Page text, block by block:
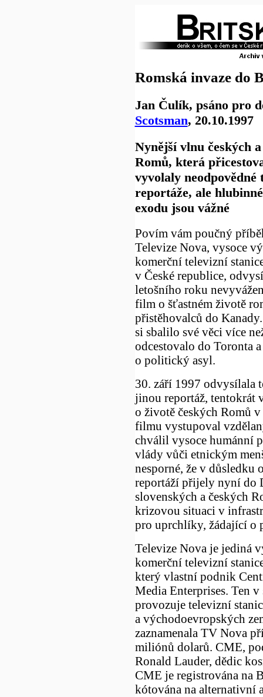
Romská invaze do
Jan Čulík, psáno pro
Scotsman, 20.10.1997
Nynější vlnu českých
Romů, která
vyvolaly neodpovědné
reportáže, ale
exodu jsou vážné
Povím vám poučný
Televize Nova, vysoce
komerční televizní
v České republice,
letošního roku
film o šťastném životě
přistěhovalců do
si sbalilo své věci více
odcestovalo do Toronta
o politický asyl.
30. září 1997 odvysílala
jinou reportáž, tentokrát
o životě českých Romů
filmu vystupoval
chválil vysoce humánní
vlády vůči etnickým
nesporné, že v důsledku
reportáží přijely nyní do
slovenských a českých
krizovou situaci v
pro uprchlíky, žádající o
Televize Nova je jediná
komerční televizní
který vlastní podnik
Media Enterprises. Ten v
provozuje televizní
a východoevropských
zaznamenala TV Nova
miliónů dolarů. CME,
Ronald Lauder, dědic
CME je registrována na
kótována na alternativní